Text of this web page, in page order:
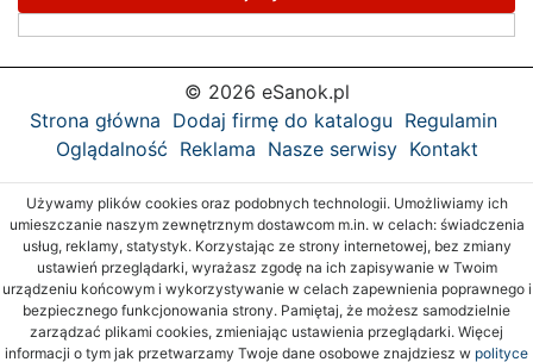
© 2026 eSanok.pl
Strona główna Dodaj firmę do katalogu Regulamin
Oglądalność Reklama Nasze serwisy Kontakt
Używamy plików cookies oraz podobnych technologii. Umożliwiamy ich
umieszczanie naszym zewnętrznym dostawcom m.in. w celach: świadczenia
usług, reklamy, statystyk. Korzystając ze strony internetowej, bez zmiany
ustawień przeglądarki, wyrażasz zgodę na ich zapisywanie w Twoim
urządzeniu końcowym i wykorzystywanie w celach zapewnienia poprawnego i
bezpiecznego funkcjonowania strony. Pamiętaj, że możesz samodzielnie
zarządzać plikami cookies, zmieniając ustawienia przeglądarki. Więcej
informacji o tym jak przetwarzamy Twoje dane osobowe znajdziesz w polityce